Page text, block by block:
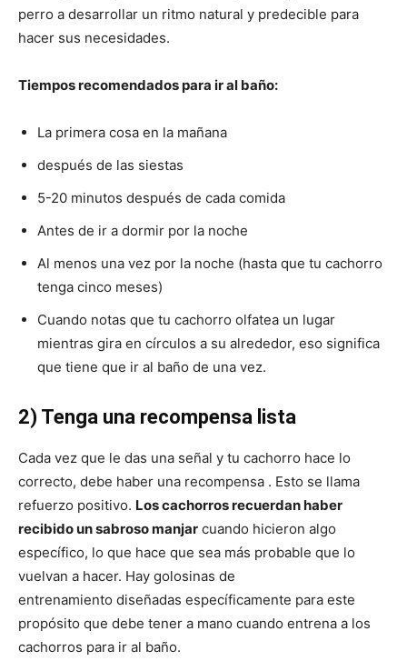
perro a desarrollar un ritmo natural y predecible para
hacer sus necesidades.
Tiempos recomendados para ir al baño:
La primera cosa en la mañana
después de las siestas
5-20 minutos después de cada comida
Antes de ir a dormir por la noche
Al menos una vez por la noche (hasta que tu cachorro
tenga cinco meses)
Cuando notas que tu cachorro olfatea un lugar
mientras gira en círculos a su alrededor, eso significa
que tiene que ir al baño de una vez.
2) Tenga una recompensa lista
Cada vez que le das una señal y tu cachorro hace lo
correcto, debe haber una recompensa . Esto se llama
refuerzo positivo. Los cachorros recuerdan haber
recibido un sabroso manjar cuando hicieron algo
específico, lo que hace que sea más probable que lo
vuelvan a hacer. Hay golosinas de
entrenamiento diseñadas específicamente para este
propósito que debe tener a mano cuando entrena a los
cachorros para ir al baño.